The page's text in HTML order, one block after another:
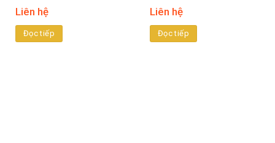
Liên hệ
Đọc tiếp
Liên hệ
Đọc tiếp